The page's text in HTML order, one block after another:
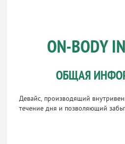
ON-BODY
ОБЩАЯ
Девайс, производящий
течение дня и позволяющий